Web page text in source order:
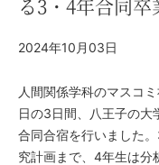
る3・4年合同
2024年10月03日
人間関係学科のマスコ
日の3日間、八王子の大
合同合宿を行いました
究計画まで、4年生は分